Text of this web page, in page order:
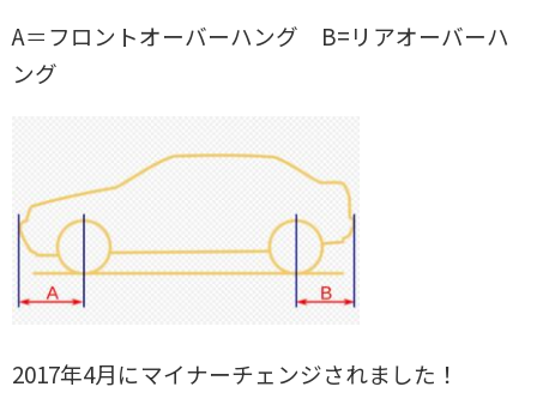
A＝フロントオーバーハング B=リアオーバーハ
ング
2017年4月にマイナーチェンジされました！